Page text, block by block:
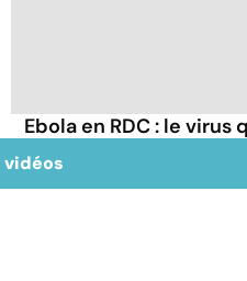
Ebola en RDC : le
vidéos